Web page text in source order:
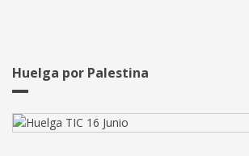
Huelga por Palestina